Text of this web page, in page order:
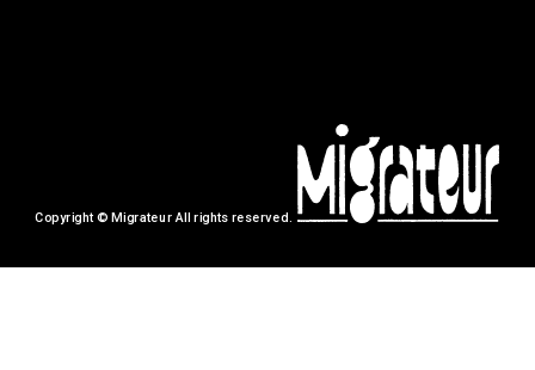
Copyright © Migrateur All rights reserved.